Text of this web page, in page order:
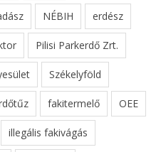
NÉBIH erdész
Pilisi Parkerdő Zrt.
Székelyföld
fakitermelő OEE
illegális fakivágás